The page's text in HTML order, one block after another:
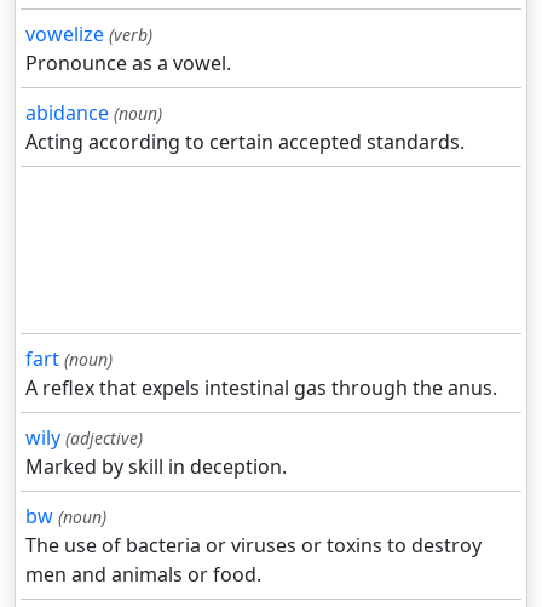
vowelize (verb)
Pronounce as a vowel.
abidance (noun)
Acting according to certain accepted standards.
fart (noun)
A reflex that expels intestinal gas through the anus.
wily (adjective)
Marked by skill in deception.
bw (noun)
The use of bacteria or viruses or toxins to destroy
men and animals or food.